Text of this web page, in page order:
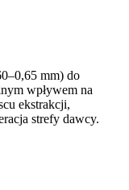
mm) do
wpływem na
ekstrakcji,
strefy dawcy.